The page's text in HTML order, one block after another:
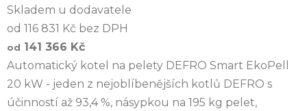
Skladem u dodavatele
od 116 831 Kč bez DPH
od 141 366 Kč
Automatický kotel na pelety DEFRO Smart EkoPell
20 kW - jeden z nejoblíbenějších kotlů DEFRO s
účinností až 93,4 %, násypkou na 195 kg pelet,